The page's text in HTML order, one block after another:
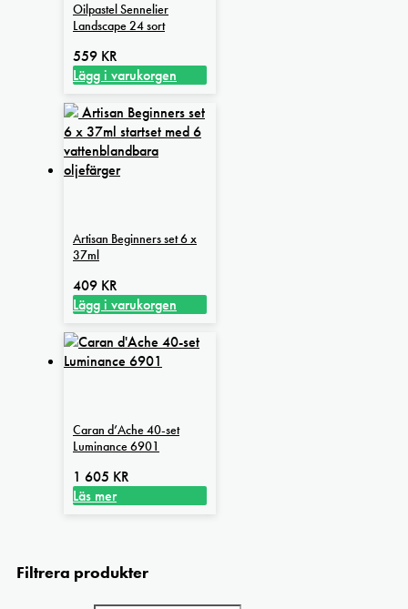
Oilpastel Sennelier
Landscape 24 sort
559 KR
Lägg i varukorgen
Artisan Beginners set 6 x
37ml
409 KR
Lägg i varukorgen
Caran d’Ache 40-set
Luminance 6901
1 605 KR
Läs mer
Filtrera produkter